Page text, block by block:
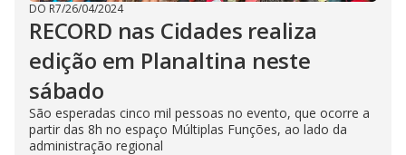
DO R7/26/04/2024
RECORD nas Cidades realiza
edição em Planaltina neste
sábado
São esperadas cinco mil pessoas no evento, que ocorre a
partir das 8h no espaço Múltiplas Funções, ao lado da
administração regional